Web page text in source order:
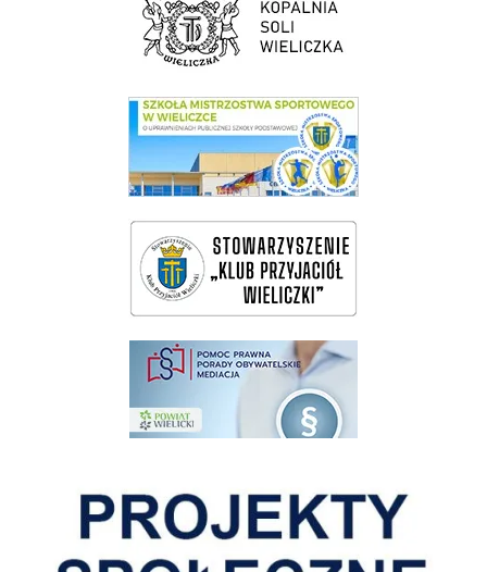
link do SMS Wieliczka
wieliczka-wieliczanie na bis
pomoc prawna wieliczka